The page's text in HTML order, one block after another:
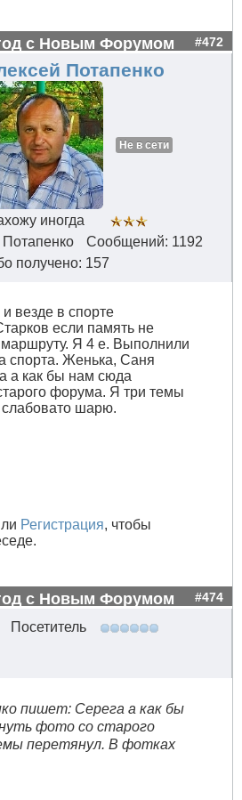
с Новым Форумом #472
Потапенко
Не в сети
иногда
Сообщений: 1192
получено: 157
везде в спорте
если память не
маршруту. Я 4 е. Выполнили
спорта. Женька, Саня
а как бы нам сюда
форума. Я три темы
слабовато шарю.
Регистрация, чтобы
с Новым Форумом #474
Посетитель
пишет: Серега а как бы
фото со старого
перетянул. В фотках